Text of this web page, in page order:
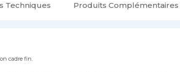
Techniques Produits Complémentaires
cadre fin.